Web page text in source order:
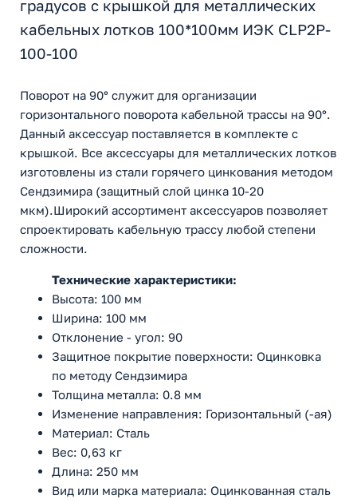
градусов с крышкой для металлических
кабельных лотков 100*100мм ИЭК CLP2P-
100-100
Поворот на 90° служит для организации
горизонтального поворота кабельной трассы на 90°.
Данный аксессуар поставляется в комплекте с
крышкой. Все аксессуары для металлических лотков
изготовлены из стали горячего цинкования методом
Сендзимира (защитный слой цинка 10-20
мкм).Широкий ассортимент аксессуаров позволяет
спроектировать кабельную трассу любой степени
сложности.
Технические характеристики:
Высота: 100 мм
Ширина: 100 мм
Отклонение - угол: 90
Защитное покрытие поверхности: Оцинковка
по методу Сендзимира
Толщина металла: 0.8 мм
Изменение направления: Горизонтальный (-ая)
Материал: Сталь
Вес: 0,63 кг
Длина: 250 мм
Вид или марка материала: Оцинкованная сталь